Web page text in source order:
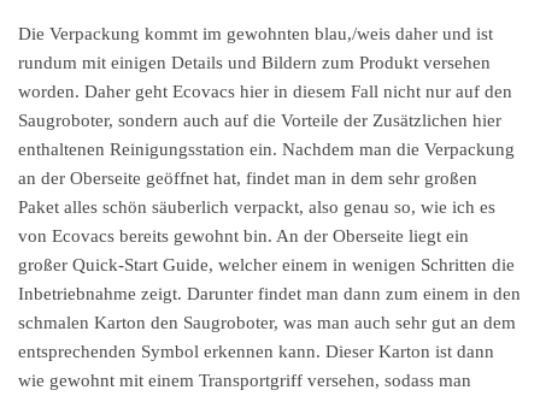
Die Verpackung kommt im gewohnten blau,/weis daher und ist
rundum mit einigen Details und Bildern zum Produkt versehen
worden. Daher geht Ecovacs hier in diesem Fall nicht nur auf den
Saugroboter, sondern auch auf die Vorteile der Zusätzlichen hier
enthaltenen Reinigungsstation ein. Nachdem man die Verpackung
an der Oberseite geöffnet hat, findet man in dem sehr großen
Paket alles schön säuberlich verpackt, also genau so, wie ich es
von Ecovacs bereits gewohnt bin. An der Oberseite liegt ein
großer Quick-Start Guide, welcher einem in wenigen Schritten die
Inbetriebnahme zeigt. Darunter findet man dann zum einem in den
schmalen Karton den Saugroboter, was man auch sehr gut an dem
entsprechenden Symbol erkennen kann. Dieser Karton ist dann
wie gewohnt mit einem Transportgriff versehen, sodass man